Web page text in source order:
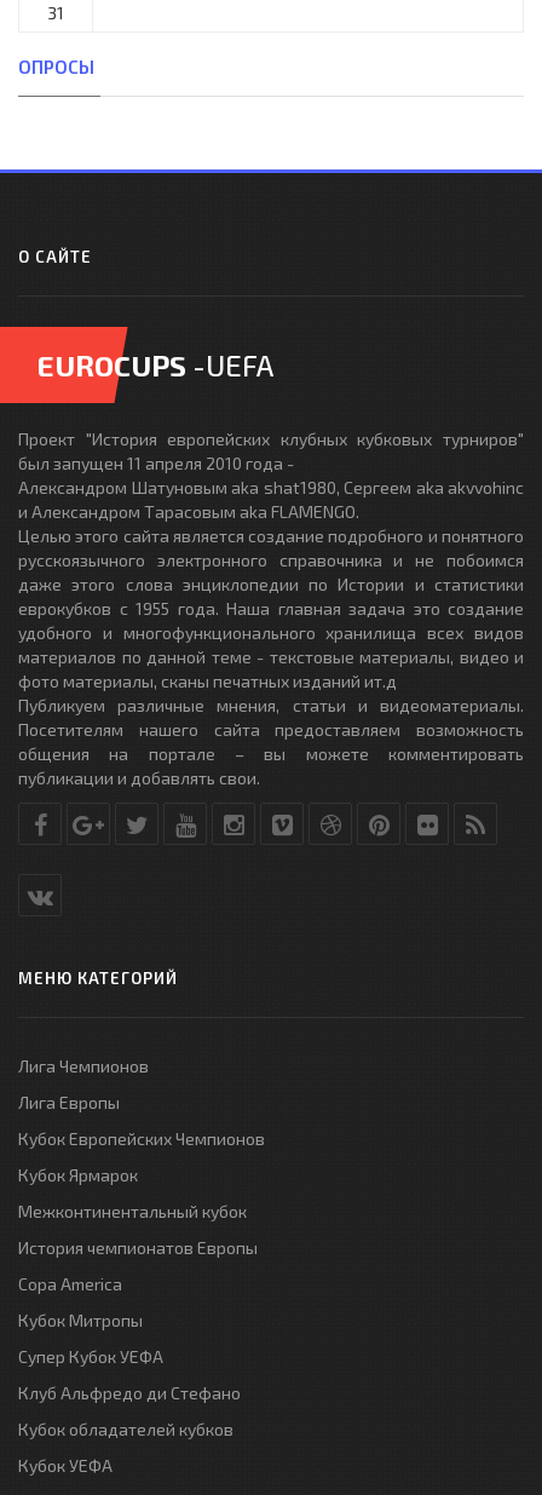
31
ОПРОСЫ
О САЙТЕ
EUROCUPS -UEFA
Проект "История европейских клубных кубковых турниров"
был запущен 11 апреля 2010 года -
Александром Шатуновым aka shat1980, Сергеем aka akvvohinc
и Александром Тарасовым aka FLAMENGO.
Целью этого сайта является создание подробного и понятного
русскоязычного электронного справочника и не побоимся
даже этого слова энциклопедии по Истории и статистики
еврокубков с 1955 года. Наша главная задача это создание
удобного и многофункционального хранилища всех видов
материалов по данной теме - текстовые материалы, видео и
фото материалы, сканы печатных изданий ит.д
Публикуем различные мнения, статьи и видеоматериалы.
Посетителям нашего сайта предоставляем возможность
общения на портале – вы можете комментировать
публикации и добавлять свои.
МЕНЮ КАТЕГОРИЙ
Лига Чемпионов
Лига Европы
Кубок Европейских Чемпионов
Кубок Ярмарок
Межконтинентальный кубок
История чемпионатов Европы
Copa America
Кубок Митропы
Супер Кубок УЕФА
Клуб Альфредо ди Стефано
Кубок обладателей кубков
Кубок УЕФА